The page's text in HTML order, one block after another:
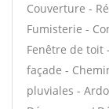
Couverture -
Fumisterie -
Fenêtre de toit
façade -
pluviales -